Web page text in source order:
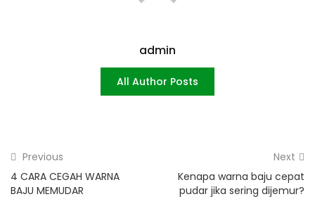
admin
All Author Posts
Previous
4 CARA CEGAH WARNA
BAJU MEMUDAR
Next
Kenapa warna baju cepat
pudar jika sering dijemur?